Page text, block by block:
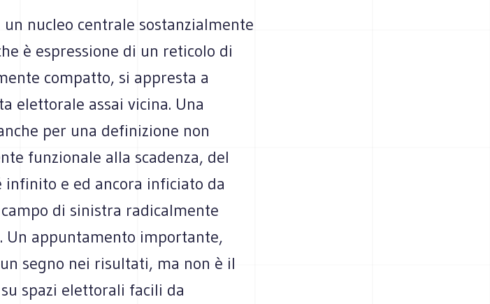
nucleo centrale sostanzialmente
è espressione di un reticolo di
compatto, si appresta a
elettorale assai vicina. Una
per una definizione non
funzionale alla scadenza, del
infinito e ed ancora inficiato da
di sinistra radicalmente
Un appuntamento importante,
segno nei risultati, ma non è il
spazi elettorali facili da